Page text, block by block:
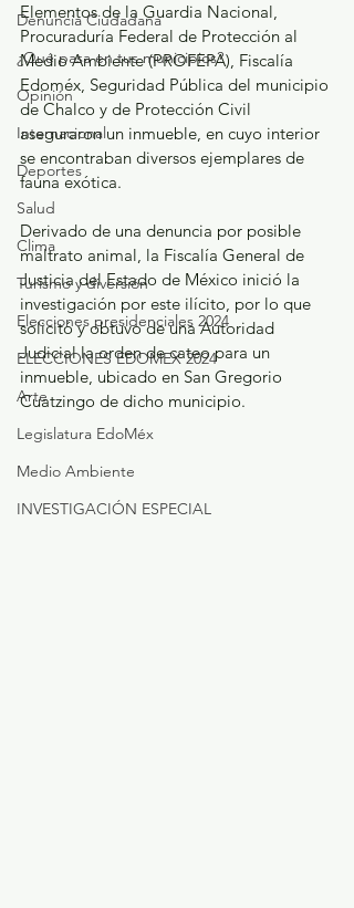
Denuncia Ciudadana
¿Qué pasa en tus municipios?
Opinión
Internacional
Deportes
Salud
Clima
Turismo y diversión
Elecciones presidenciales 2024
ELECCIONES EDOMEX 2024
Arte
Legislatura EdoMéx
Medio Ambiente
INVESTIGACIÓN ESPECIAL
Elementos de la Guardia Nacional,
Procuraduría Federal de Protección al
Medio Ambiente (PROFEPA), Fiscalía
Edoméx, Seguridad Pública del municipio
de Chalco y de Protección Civil
aseguraron un inmueble, en cuyo interior
se encontraban diversos ejemplares de
fauna exótica.
Derivado de una denuncia por posible
maltrato animal, la Fiscalía General de
Justicia del Estado de México inició la
investigación por este ilícito, por lo que
solicitó y obtuvo de una Autoridad
Judicial la orden de cateo para un
inmueble, ubicado en San Gregorio
Cuatzingo de dicho municipio.